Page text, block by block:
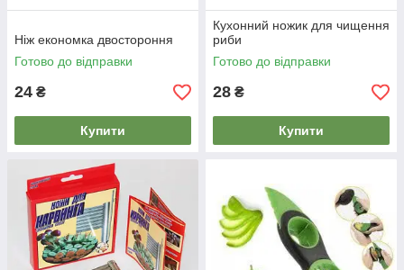
Ніж економка двостороння
Готово до відправки
24 ₴
Купити
Кухонний ножик для чищення
риби
Готово до відправки
28 ₴
Купити